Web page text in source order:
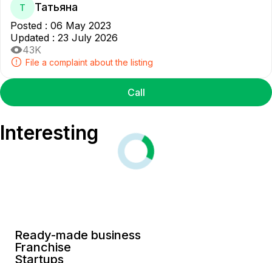
Т Татьяна
Posted : 06 May 2023
Updated : 23 July 2026
43K
File a complaint about the listing
Call
Interesting
Ready-made business
Franchise
Startups